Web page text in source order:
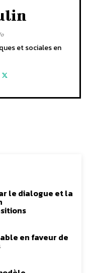
et sociales en
le dialogue et la
en faveur de